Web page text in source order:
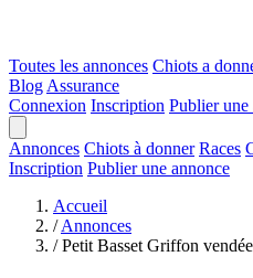
Toutes les annonces Chiots a
Blog Assurance
Connexion Inscription Publier une
Annonces Chiots à donner Races
Inscription Publier une annonce
Accueil
/ Annonces
/ Petit Basset Griffon